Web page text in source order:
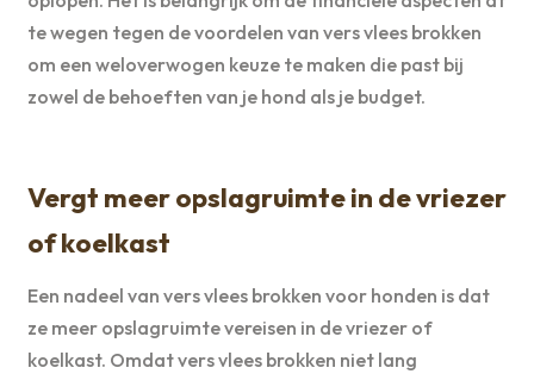
te wegen tegen de voordelen van vers vlees brokken
om een weloverwogen keuze te maken die past bij
zowel de behoeften van je hond als je budget.
Vergt meer opslagruimte in de vriezer
of koelkast
Een nadeel van vers vlees brokken voor honden is dat
ze meer opslagruimte vereisen in de vriezer of
koelkast. Omdat vers vlees brokken niet lang